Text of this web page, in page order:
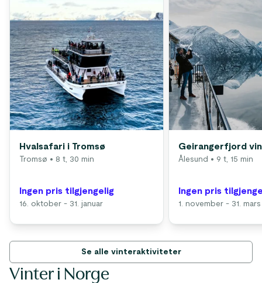
Hvalsafari i Tromsø
Tromsø • 8 t, 30 min
Ingen pris tilgjengelig
16. oktober - 31. januar
Geirangerfjord
Ålesund • 9 t, 15 min
Ingen pris
1. november - 31. mars
Se alle vinteraktiviteter
Vinter i Norge